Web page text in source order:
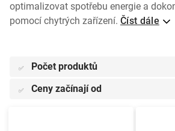
optimalizovat spotřebu energie a
pomocí chytrých zařízení. Číst dále
✅ Počet produktů
✅ Ceny začínají od